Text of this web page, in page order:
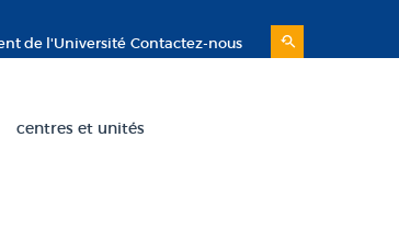
de l'Université Contactez-nous
centres et unités